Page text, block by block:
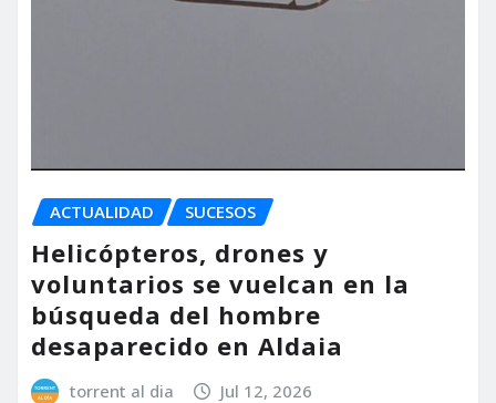
ACTUALIDAD SUCESOS
Helicópteros, drones y
voluntarios se vuelcan en la
búsqueda del hombre
desaparecido en Aldaia
torrent al dia Jul 12, 2026